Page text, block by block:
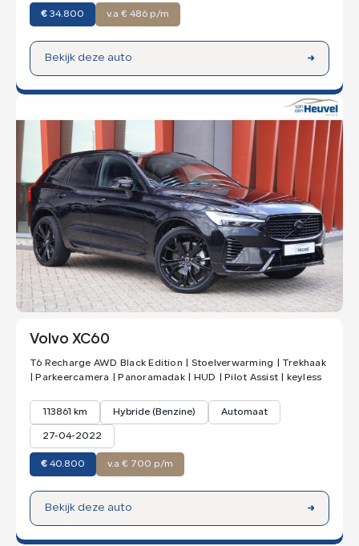
€ 34.800 v.a € 486 p/m
Bekijk deze auto
Volvo XC60
T6 Recharge AWD Black Edition | Stoelverwarming | Trekhaak
| Parkeercamera | Panoramadak | HUD | Pilot Assist | keyless
113861 km Hybride (Benzine) Automaat
27-04-2022
€ 40.800 v.a € 700 p/m
Bekijk deze auto